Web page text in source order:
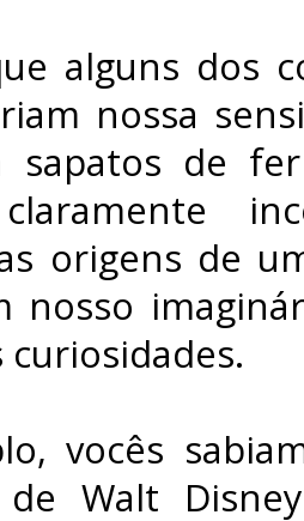
alguns dos
nossa
sapatos de
origens de
nosso
curiosidades.
vocês
de Walt